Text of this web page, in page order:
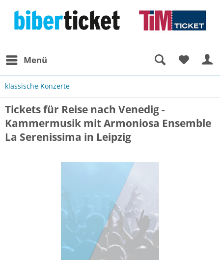
Menü
klassische Konzerte
Tickets für Reise nach Venedig -
Kammermusik mit Armoniosa Ensemble
La Serenissima in Leipzig